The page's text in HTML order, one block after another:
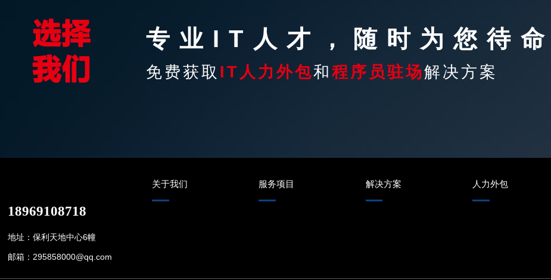
专业IT人才，随时为您待命
免费获取 IT人力外包和 程序员驻场解决方案
18969108718
地址：保利天地中心6幢
邮箱：295858000@qq.com
关于我们 服务项目 解决方案 人力外包